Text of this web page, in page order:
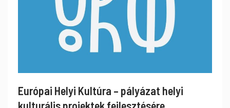
Európai Helyi Kultúra – pályázat helyi